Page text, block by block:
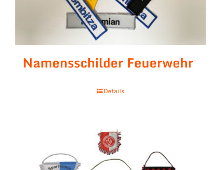
Namensschilder Feuerwehr
Details